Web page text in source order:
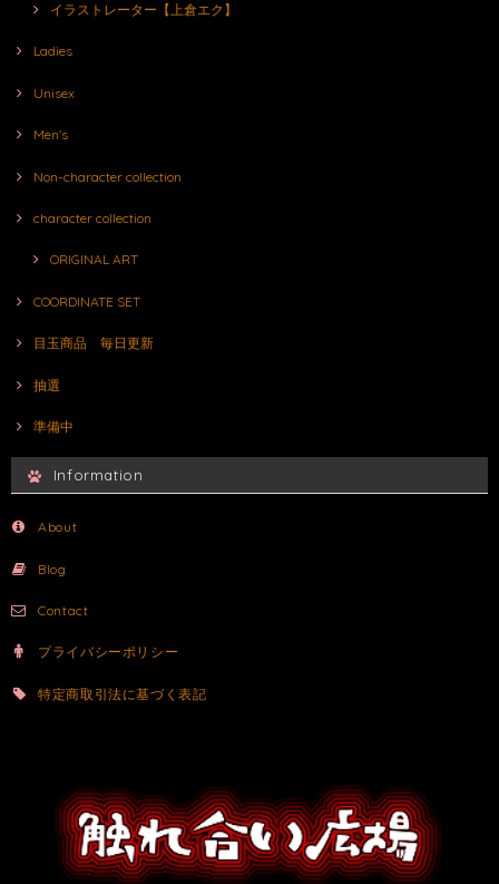
イラストレーター【上倉エク】
Ladies
Unisex
Men's
Non-character collection
character collection
ORIGINAL ART
COORDINATE SET
目玉商品 毎日更新
抽選
準備中
Information
About
Blog
Contact
プライバシーポリシー
特定商取引法に基づく表記